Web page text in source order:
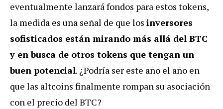
eventualmente lanzará fondos para estos tokens,
la medida es una señal de que los inversores
sofisticados están mirando más allá del BTC
y en busca de otros tokens que tengan un
buen potencial. ¿Podría ser este año el año en
que las altcoins finalmente rompan su asociación
con el precio del BTC?